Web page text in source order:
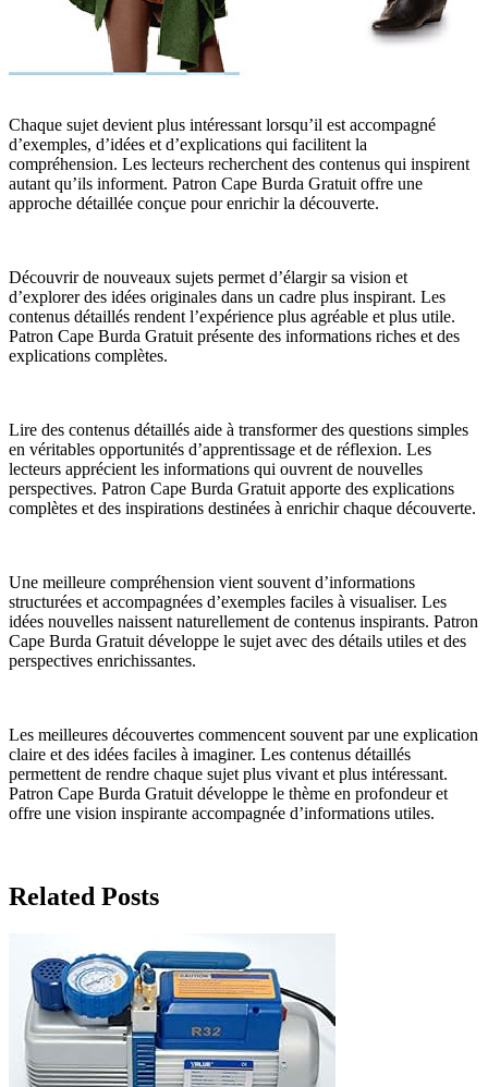
Chaque sujet devient plus intéressant lorsqu’il est accompagné
d’exemples, d’idées et d’explications qui facilitent la
compréhension. Les lecteurs recherchent des contenus qui inspirent
autant qu’ils informent. Patron Cape Burda Gratuit offre une
approche détaillée conçue pour enrichir la découverte.
Découvrir de nouveaux sujets permet d’élargir sa vision et
d’explorer des idées originales dans un cadre plus inspirant. Les
contenus détaillés rendent l’expérience plus agréable et plus utile.
Patron Cape Burda Gratuit présente des informations riches et des
explications complètes.
Lire des contenus détaillés aide à transformer des questions simples
en véritables opportunités d’apprentissage et de réflexion. Les
lecteurs apprécient les informations qui ouvrent de nouvelles
perspectives. Patron Cape Burda Gratuit apporte des explications
complètes et des inspirations destinées à enrichir chaque découverte.
Une meilleure compréhension vient souvent d’informations
structurées et accompagnées d’exemples faciles à visualiser. Les
idées nouvelles naissent naturellement de contenus inspirants. Patron
Cape Burda Gratuit développe le sujet avec des détails utiles et des
perspectives enrichissantes.
Les meilleures découvertes commencent souvent par une explication
claire et des idées faciles à imaginer. Les contenus détaillés
permettent de rendre chaque sujet plus vivant et plus intéressant.
Patron Cape Burda Gratuit développe le thème en profondeur et
offre une vision inspirante accompagnée d’informations utiles.
Related Posts